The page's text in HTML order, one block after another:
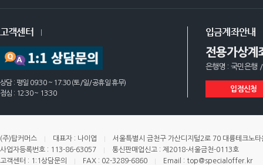
고객센터
상담 : 평일 09:30 ~ 17:30 (토/일/공휴일 휴무)
점심 : 12:30 ~ 13:30
입금계좌안내
전용가상계
은행명 : 국민은행
입점신청
(주)탑커머스 대표자 : 나이엽
서울특별시 금천구 가산디지털2로 70 대륭테크노
사업자등록번호 : 113-86-63057
통신판매업신고 : 제2018-서울금천-0113호
고객센터 : 1:1상담문의
FAX : 02-3289-6860
Email : top@specialoffer.kr